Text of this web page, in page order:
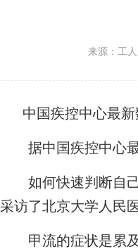
来源：工
中国疾控中心最
据中国疾控中心最
如何快速判断自己
采访了北京大学人民
甲流的症状是累